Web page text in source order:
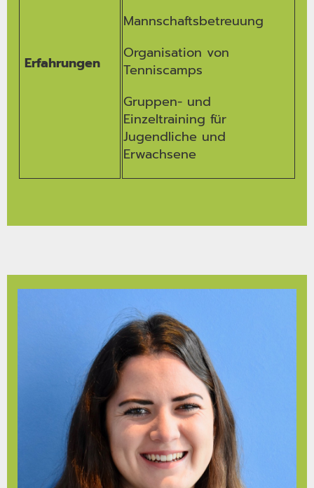
Erfahrungen
Mannschaftsbetreuung
Organisation von
Tenniscamps
Gruppen- und
Einzeltraining für
Jugendliche und
Erwachsene